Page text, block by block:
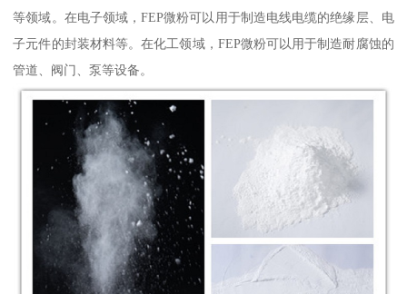
等领域。在电子领域，FEP微粉可以用于制造电线电缆的绝缘层、电
子元件的封装材料等。在化工领域，FEP微粉可以用于制造耐腐蚀的
管道、阀门、泵等设备。